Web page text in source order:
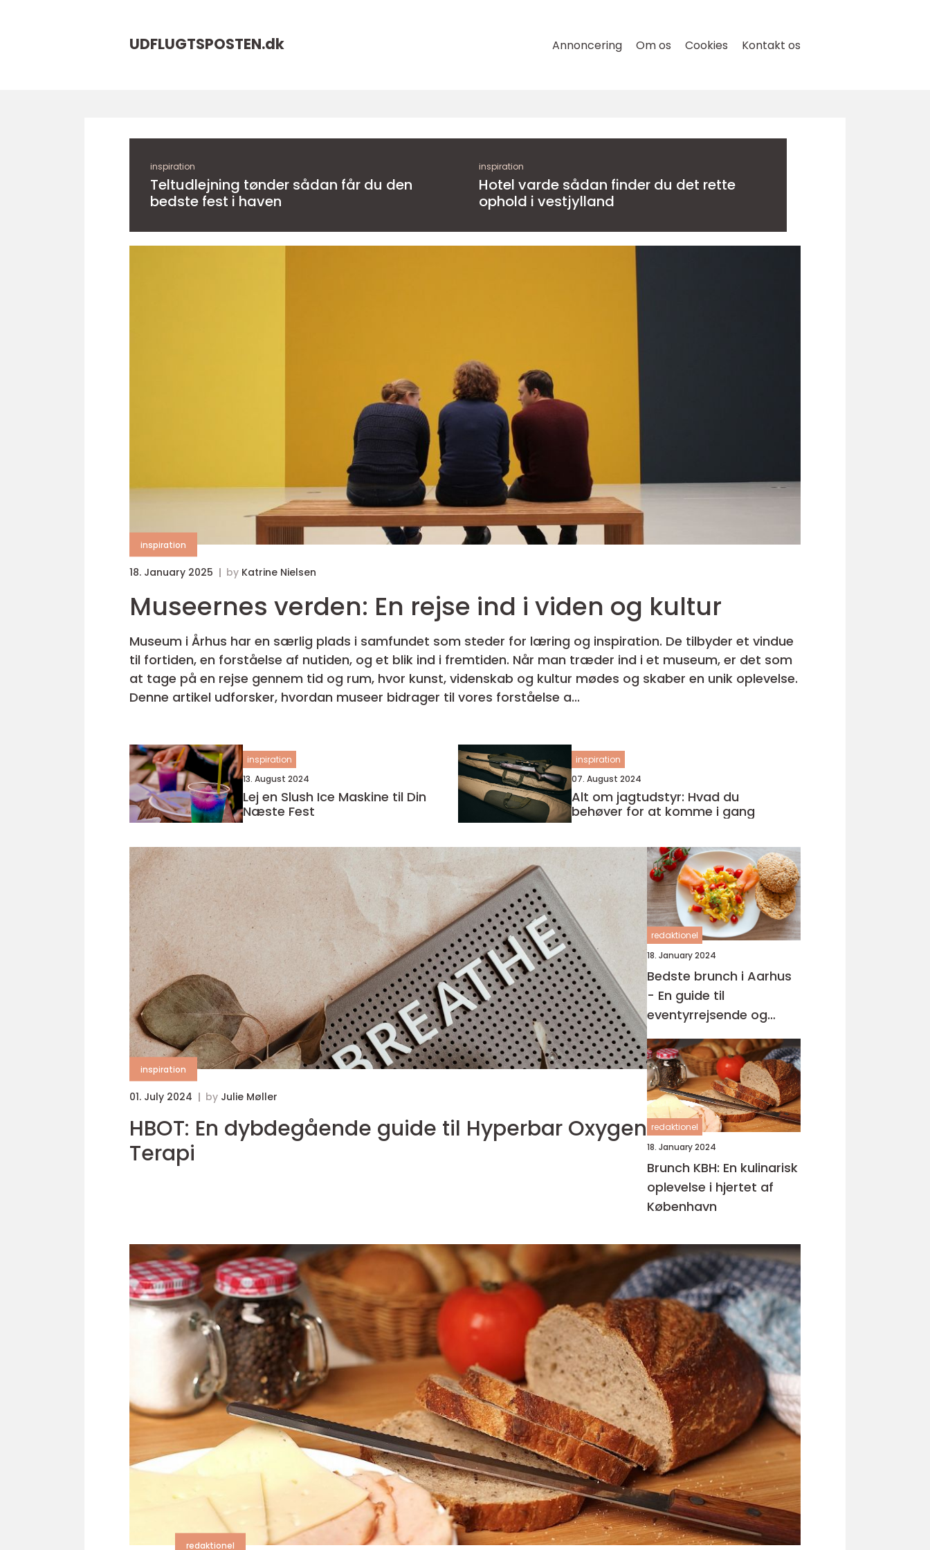
UDFLUGTSPOSTEN.dk Annoncering Om os Cookies Kontakt os
inspiration
Teltudlejning tønder sådan får du den
bedste fest i haven
inspiration
Hotel varde sådan finder du det rette
ophold i vestjylland
inspiration
18. January 2025 by Katrine Nielsen
Museernes verden: En rejse ind i viden og kultur
Museum i Århus har en særlig plads i samfundet som steder for læring og inspiration. De tilbyder et vindue
til fortiden, en forståelse af nutiden, og et blik ind i fremtiden. Når man træder ind i et museum, er det som
at tage på en rejse gennem tid og rum, hvor kunst, videnskab og kultur mødes og skaber en unik oplevelse.
Denne artikel udforsker, hvordan museer bidrager til vores forståelse a...
inspiration
13. August 2024
Lej en Slush Ice Maskine til Din
Næste Fest
inspiration
07. August 2024
Alt om jagtudstyr: Hvad du
behøver for at komme i gang
inspiration
01. July 2024 by Julie Møller
HBOT: En dybdegående guide til Hyperbar Oxygen
Terapi
redaktionel
18. January 2024
Bedste brunch i Aarhus
- En guide til
eventyrrejsende og
backpackere
redaktionel
18. January 2024
Brunch KBH: En kulinarisk
oplevelse i hjertet af
København
redaktionel